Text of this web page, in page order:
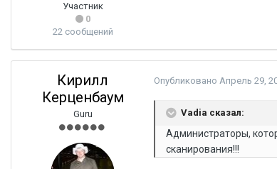
Участник
0
22 сообщений
Кирилл
Керценбаум
Guru
Опубликовано Апрель 29,
Vadia сказал:
Администраторы,
сканирования!!!